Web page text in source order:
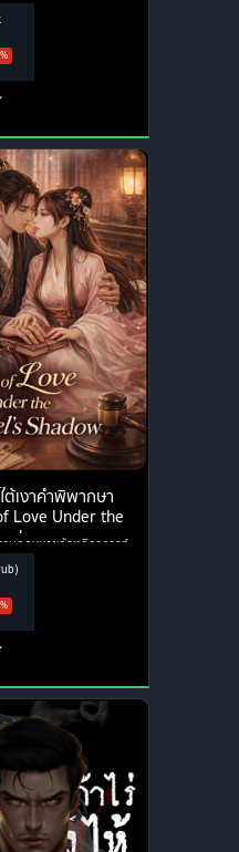
เงาคำพิพากษา
Love Under the
านกฎหมายก้องกิดาการต์